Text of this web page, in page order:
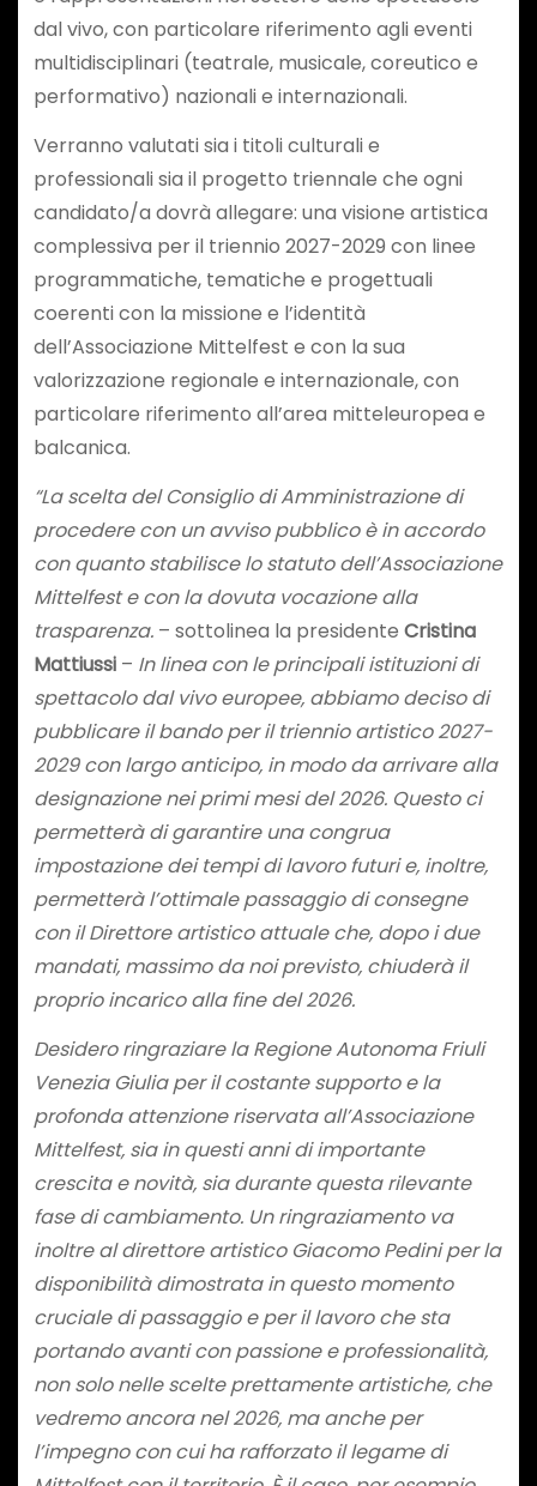
dal vivo, con particolare riferimento agli eventi
multidisciplinari (teatrale, musicale, coreutico e
performativo) nazionali e internazionali.
Verranno valutati sia i titoli culturali e
professionali sia il progetto triennale che ogni
candidato/a dovrà allegare: una visione artistica
complessiva per il triennio 2027-2029 con linee
programmatiche, tematiche e progettuali
coerenti con la missione e l’identità
dell’Associazione Mittelfest e con la sua
valorizzazione regionale e internazionale, con
particolare riferimento all’area mitteleuropea e
balcanica.
“La scelta del Consiglio di Amministrazione di
procedere con un avviso pubblico è in accordo
con quanto stabilisce lo statuto dell’Associazione
Mittelfest e con la dovuta vocazione alla
trasparenza. – sottolinea la presidente Cristina
Mattiussi – In linea con le principali istituzioni di
spettacolo dal vivo europee, abbiamo deciso di
pubblicare il bando per il triennio artistico 2027-
2029 con largo anticipo, in modo da arrivare alla
designazione nei primi mesi del 2026. Questo ci
permetterà di garantire una congrua
impostazione dei tempi di lavoro futuri e, inoltre,
permetterà l’ottimale passaggio di consegne
con il Direttore artistico attuale che, dopo i due
mandati, massimo da noi previsto, chiuderà il
proprio incarico alla fine del 2026.
Desidero ringraziare la Regione Autonoma Friuli
Venezia Giulia per il costante supporto e la
profonda attenzione riservata all’Associazione
Mittelfest, sia in questi anni di importante
crescita e novità, sia durante questa rilevante
fase di cambiamento. Un ringraziamento va
inoltre al direttore artistico Giacomo Pedini per la
disponibilità dimostrata in questo momento
cruciale di passaggio e per il lavoro che sta
portando avanti con passione e professionalità,
non solo nelle scelte prettamente artistiche, che
vedremo ancora nel 2026, ma anche per
l’impegno con cui ha rafforzato il legame di